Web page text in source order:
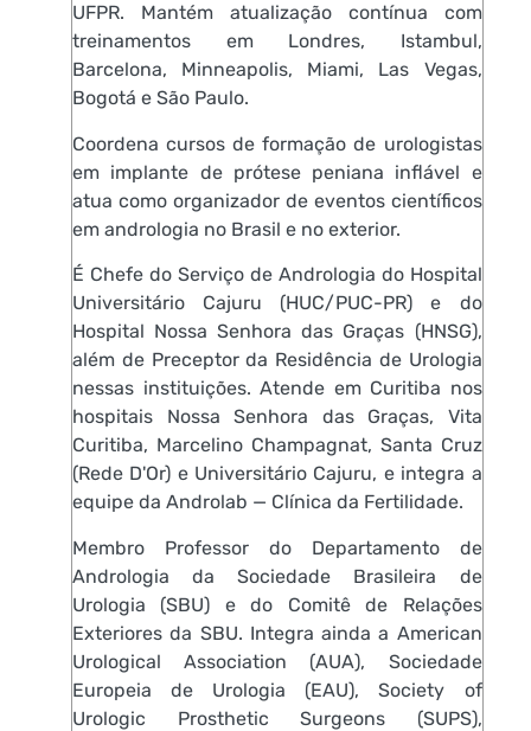
UFPR. Mantém atualização contínua com
treinamentos em Londres, Istambul,
Barcelona, Minneapolis, Miami, Las Vegas,
Bogotá e São Paulo.
Coordena cursos de formação de urologistas
em implante de prótese peniana inflável e
atua como organizador de eventos científicos
em andrologia no Brasil e no exterior.
É Chefe do Serviço de Andrologia do Hospital
Universitário Cajuru (HUC/PUC-PR) e do
Hospital Nossa Senhora das Graças (HNSG),
além de Preceptor da Residência de Urologia
nessas instituições. Atende em Curitiba nos
hospitais Nossa Senhora das Graças, Vita
Curitiba, Marcelino Champagnat, Santa Cruz
(Rede D'Or) e Universitário Cajuru, e integra a
equipe da Androlab — Clínica da Fertilidade.
Membro Professor do Departamento de
Andrologia da Sociedade Brasileira de
Urologia (SBU) e do Comitê de Relações
Exteriores da SBU. Integra ainda a American
Urological Association (AUA), Sociedade
Europeia de Urologia (EAU), Society of
Urologic Prosthetic Surgeons (SUPS),